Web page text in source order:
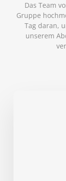
Das Team
Gruppe
Tag daran,
unserem